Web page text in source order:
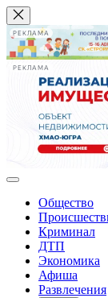
РЕКЛАМА
РЕКЛАМА
Общество
Криминал
ДТП
Экономика
Афиша
Развлечения